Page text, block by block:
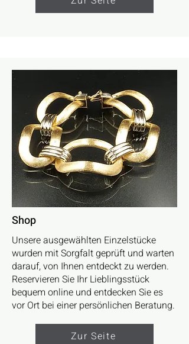
Shop
Unsere ausgewählten Einzelstücke
wurden mit Sorgfalt geprüft und warten
darauf, von Ihnen entdeckt zu werden.
Reservieren Sie Ihr Lieblingsstück
bequem online und entdecken Sie es
vor Ort bei einer persönlichen Beratung.
Zur Seite